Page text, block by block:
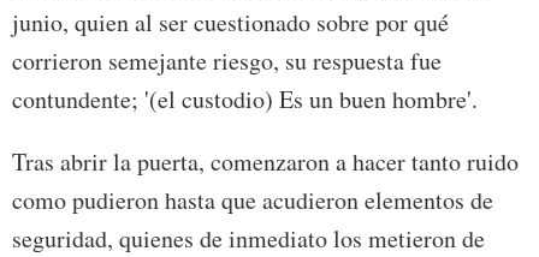
junio, quien al ser cuestionado sobre por qué
corrieron semejante riesgo, su respuesta fue
contundente; '(el custodio) Es un buen hombre'.
Tras abrir la puerta, comenzaron a hacer tanto ruido
como pudieron hasta que acudieron elementos de
seguridad, quienes de inmediato los metieron de